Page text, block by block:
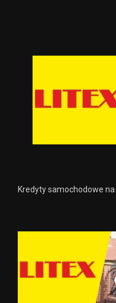
Kredyty samochodowe na